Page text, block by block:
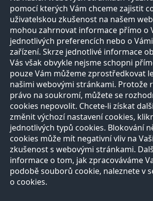
pomocí kterých Vám chceme zajistit
uživatelskou zkušenost na našem
mohou zahrnovat informace přímo o
jednotlivých preferencích nebo o
zařízení. Skrze jednotlivé informace
Vás však obvykle nejsme schopni
pouze Vám můžeme zprostředkovat
našimi webovými stránkami. Protože
právo na soukromí, můžete se
cookies nepovolit. Chcete-li získat
změnit výchozí nastavení cookies,
jednotlivých typů cookies. Blokování
cookies může mít negativní vliv na
zkušenost s webovými stránkami.
informace o tom, jak zpracováváme
podobě souborů cookie, naleznete v
o cookies.